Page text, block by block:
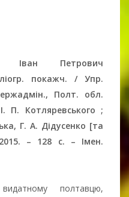
Іван Петрович
покажч. / Упр.
Полт. обл.
П. Котляревського ;
Г. А. Дідусенко [та
– 128 c. – Імен.
полтавцю,